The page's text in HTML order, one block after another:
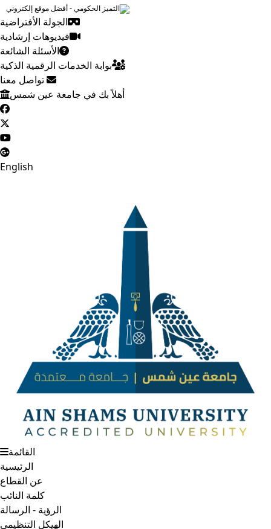
التميز الحكومي - أفضل موقع إلكتروني
الجولة الأفتراضية
فيديوهات إرشادية
الأسئلة الشائعة
بوابة الخدمات الرقمية الذكية
أهلاً بك في جامعة عين شمس
English
القائمة
الرئيسية
عن القطاع
كلمة النائب
الرؤية - الرسالة
الهيكل التنظيمى